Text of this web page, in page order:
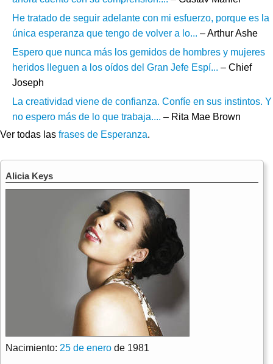
He tratado de seguir adelante con mi esfuerzo, porque es la
única esperanza que tengo de volver a lo... – Arthur Ashe
Espero que nunca más los gemidos de hombres y mujeres
heridos lleguen a los oídos del Gran Jefe Espí... – Chief
Joseph
La creatividad viene de confianza. Confíe en sus instintos. Y
no espero más de lo que trabaja.... – Rita Mae Brown
Ver todas las frases de Esperanza.
Alicia Keys
Nacimiento: 25 de enero de 1981